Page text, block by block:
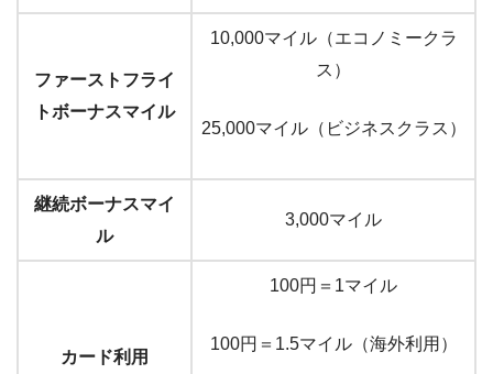
ファーストフライ
トボーナスマイル
10,000マイル（エコノミークラ
ス）
25,000マイル（ビジネスクラス）
継続ボーナスマイ
ル
3,000マイル
カード利用
100円＝1マイル
100円＝1.5マイル（海外利用）